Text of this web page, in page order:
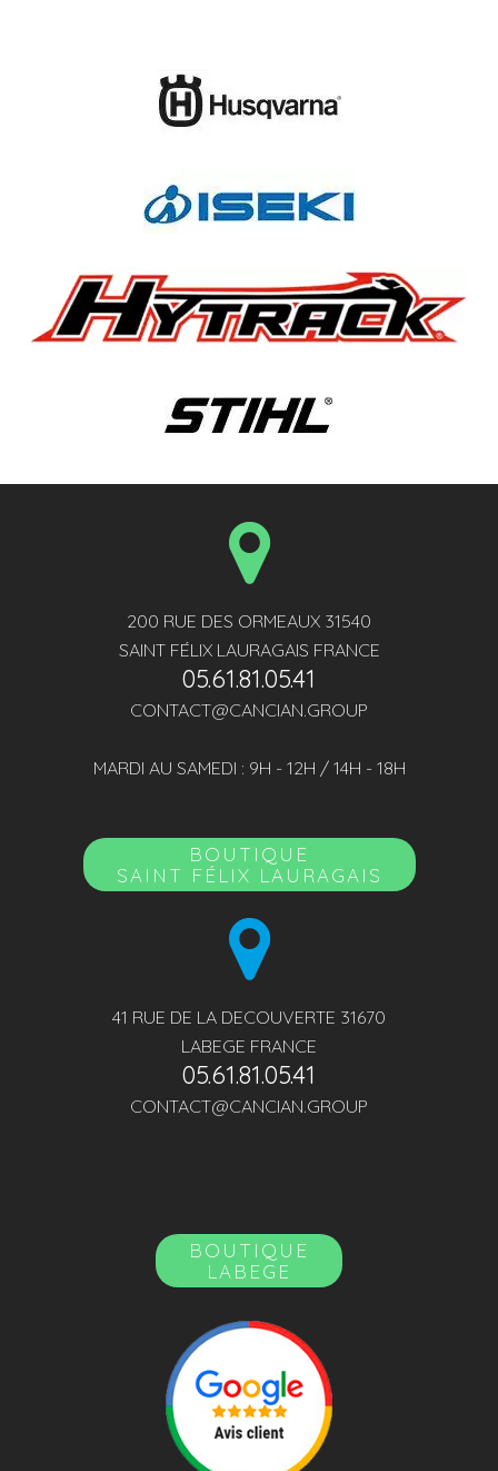
200 RUE DES ORMEAUX 31540
SAINT FÉLIX LAURAGAIS FRANCE
05.61.81.05.41
CONTACT@CANCIAN.GROUP
MARDI AU SAMEDI : 9H - 12H / 14H - 18H
BOUTIQUE
SAINT FÉLIX LAURAGAIS
41 RUE DE LA DECOUVERTE 31670
LABEGE FRANCE
05.61.81.05.41
CONTACT@CANCIAN.GROUP
BOUTIQUE
LABEGE